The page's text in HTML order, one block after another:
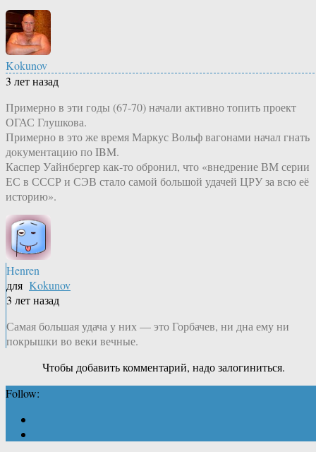
Kokunov
3 лет назад
Примерно в эти годы (67-70) начали активно топить проект
ОГАС Глушкова.
Примерно в это же время Маркус Вольф вагонами начал гнать
документацию по IBM.
Каспер Уайнбергер как-​то обронил, что «внедрение ВМ серии
ЕС в СССР и СЭВ стало самой большой удачей ЦРУ за всю её
историю».
Henren
для Kokunov
3 лет назад
Самая большая удача у них — это Горбачев, ни дна ему ни
покрышки во веки вечные.
Чтобы добавить комментарий, надо залогиниться.
Follow: